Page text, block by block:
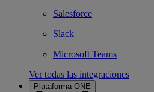
Salesforce
Slack
Microsoft Teams
Ver todas las integraciones
Plataforma ONE